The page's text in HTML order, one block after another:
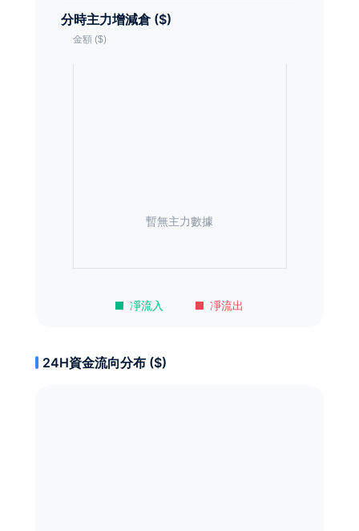
分時主力增減倉 ($)
凈流入 凈流出
暫無主力數據
24H資金流向分布 ($)